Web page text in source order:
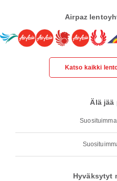
Airpaz
Katso kaikki
Älä jää
Hyväksytyt